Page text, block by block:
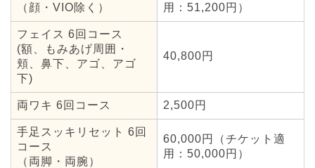
（顔・VIO除く）
用：51,200円）
フェイス 6回コース
(額、もみあげ周囲・
頬、鼻下、アゴ、アゴ
下)
40,800円
両ワキ 6回コース 2,500円
手足スッキリセット 6回
コース
（両脚・両腕）
60,000円（チケット適
用：50,000円）